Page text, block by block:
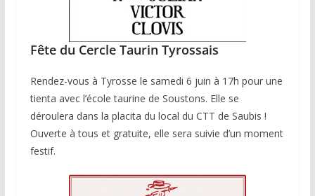
Fête du Cercle Taurin Tyrossais
Rendez-vous à Tyrosse le samedi 6 juin à 17h pour une
tienta avec l’école taurine de Soustons. Elle se
déroulera dans la placita du local du CTT de Saubis !
Ouverte à tous et gratuite, elle sera suivie d’un moment
festif.